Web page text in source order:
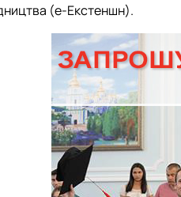
(е-Екстеншн).